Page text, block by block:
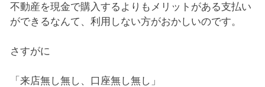
不動産を現金で購入するよりもメリットがある支払い
ができるなんて、利用しない方がおかしいのです。
さすがに
「来店無し無し、口座無し無し」